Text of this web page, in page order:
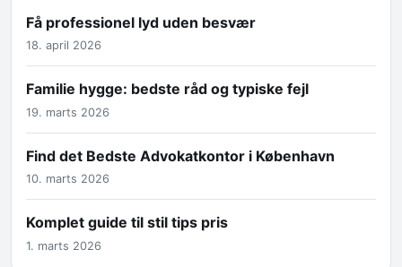
Få professionel lyd uden besvær
18. april 2026
Familie hygge: bedste råd og typiske fejl
19. marts 2026
Find det Bedste Advokatkontor i København
10. marts 2026
Komplet guide til stil tips pris
1. marts 2026